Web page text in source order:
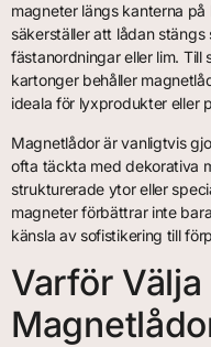
magneter längs kanterna
säkerställer att lådan
fästanordningar eller lim.
kartonger behåller
ideala för lyxprodukter eller
Magnetlådor är vanligtvis
ofta täckta med dekorativa
strukturerade ytor eller
magneter förbättrar inte
känsla av sofistikering till
Varför